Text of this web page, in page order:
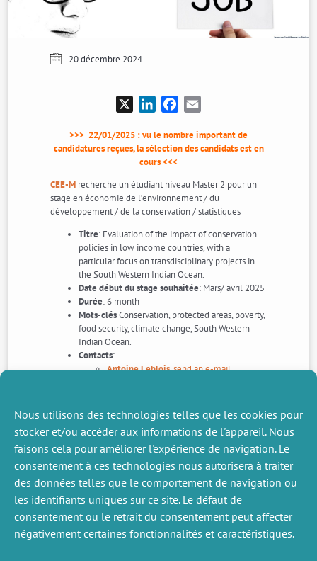
Nous utilisons des technologies telles que les cookies pour
stocker et/ou accéder aux informations de l'appareil. Nous
faisons cela pour améliorer l'expérience de navigation. Le
consentement à ces technologies nous autorisera à traiter
des données telles que le comportement de navigation ou
les identifiants uniques sur ce site. Le défaut de
consentement ou le retrait du consentement peut affecter
négativement certaines fonctionnalités et caractéristiques.
20 décembre 2024
LinkedInFacebook
>>> 22/01/2025 : vu le nombre important de
candidatures reçues, la sélection des candidats est en
cours <<<
CEE-M recherche un étudiant niveau Master 2 pour un
stage en économie de l’environnement / du
développement / de la conservation / statistiques
Titre: Evaluation of the impact of conservation
policies in low income countries, with a
particular focus on transdisciplinary projects in
the South Western Indian Ocean.
Date début du stage souhaitée: Mars/ avril 2025
Durée: 6 month
Mots-clésConservation, protected areas, poverty,
food security, climate change, South Western
Indian Ocean.
Contacts:
Antoine Leblois,send an e-mail
Environmental Economics – Montpellier, France.
Date limite pur candidater: déès que possible
etavant le 15 février 2025.
ACTUALITÉS